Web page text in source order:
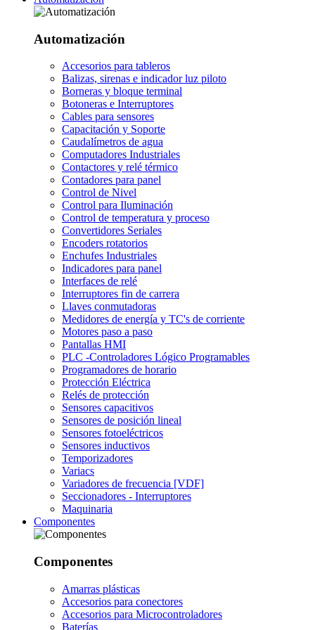
Automatización
Accesorios para tableros
Balizas, sirenas e indicador luz piloto
Borneras y bloque terminal
Botoneras e Interruptores
Cables para sensores
Capacitación y Soporte
Caudalímetros de agua
Computadores Industriales
Contactores y relé térmico
Contadores para panel
Control de Nivel
Control para Iluminación
Control de temperatura y proceso
Convertidores Seriales
Encoders rotatorios
Enchufes Industriales
Indicadores para panel
Interfaces de relé
Interruptores fin de carrera
Llaves conmutadoras
Medidores de energía y TC's de corriente
Motores paso a paso
Pantallas HMI
PLC -Controladores Lógico Programables
Programadores de horario
Protección Eléctrica
Relés de protección
Sensores capacitivos
Sensores de posición lineal
Sensores fotoeléctricos
Sensores inductivos
Temporizadores
Variacs
Variadores de frecuencia [VDF]
Seccionadores - Interruptores
Maquinaria
Componentes
Componentes
Amarras plásticas
Accesorios para conectores
Accesorios para Microcontroladores
Baterías